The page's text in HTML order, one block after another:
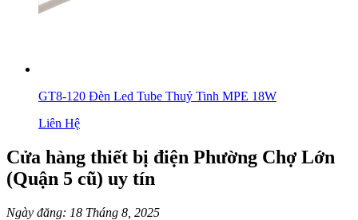
GT8-120 Đèn Led Tube Thuỷ Tinh MPE 18W
Liên Hệ
Cửa hàng thiết bị điện Phường Chợ Lớn
(Quận 5 cũ) uy tín
Ngày đăng: 18 Tháng 8, 2025